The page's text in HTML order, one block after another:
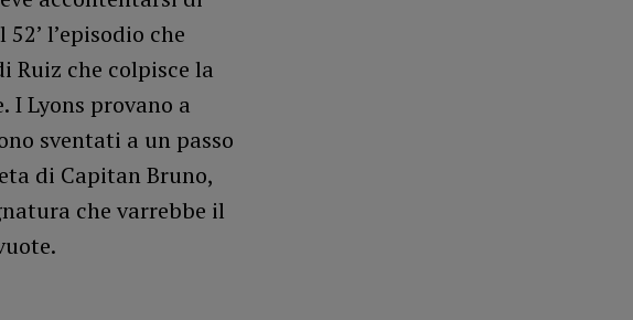
l’episodio che
Ruiz che colpisce la
Lyons provano a
sventati a un passo
di Capitan Bruno,
che varrebbe il